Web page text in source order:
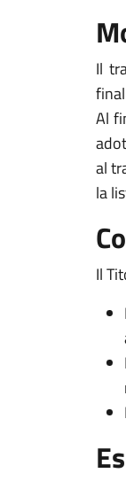
Il
Al
al
la
Il